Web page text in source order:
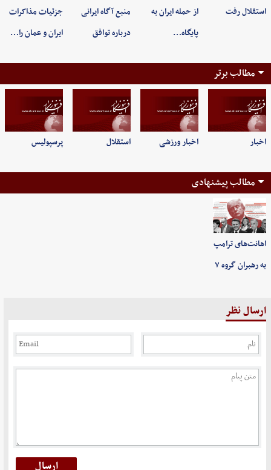
استقلال رفت
از حمله ایران به
پایگاه…
منبع آگاه ایرانی
درباره توافق
جزئیات مذاکرات
ایران و عمان را…
مطالب برتر
اخبار اخبار ورزشی استقلال پرسپولیس
مطالب پیشنهادی
اهانت‌های ترامپ
به رهبران گروه ۷
ارسال نظر